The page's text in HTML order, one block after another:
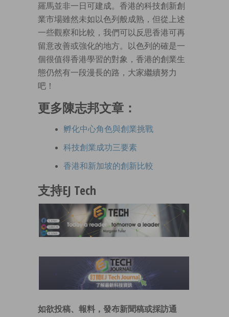
羅馬並非一日可建成。香港的科技創新創
業市場雖然未如以色列般成熟，但從上述
一些觀察和比較，我們可以反思香港可再
留意改善或強化的地方。以色列的確是一
個很值得香港學習的對象，香港的創業生
態仍然有一段漫長的路，大家繼續努力
吧！
更多陳志邦文章：
孵化中心角色與創業挑戰
科技創業成功三要素
香港和新加坡的創新比較
支持EJ Tech
如欲投稿、報料，發布新聞稿或採訪通